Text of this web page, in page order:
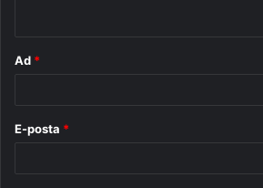
Ad *
E-posta *